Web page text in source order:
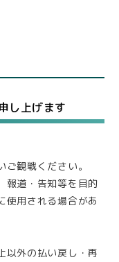
し上げます
観戦ください。
報道・告知等を目的
使用される場合があ
以外の払い戻し・再